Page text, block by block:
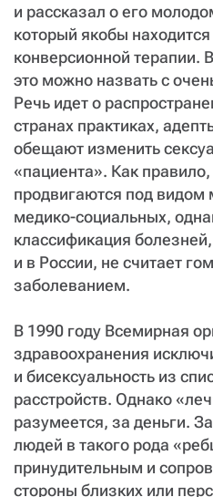
и рассказал о его
который якобы находится
конверсионной терапии.
это можно назвать с
Речь идет о
странах практиках,
обещают изменить
«пациента». Как
продвигаются под видом
медико-социальных,
классификация
и в России, не считает
заболеванием.
В 1990 году Всемирная
здравоохранения
и бисексуальность из
расстройств. Однако
разумеется, за деньги.
людей в такого рода
принудительным и
стороны близких или